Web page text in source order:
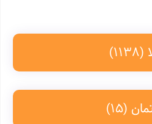
(1138)
(15)